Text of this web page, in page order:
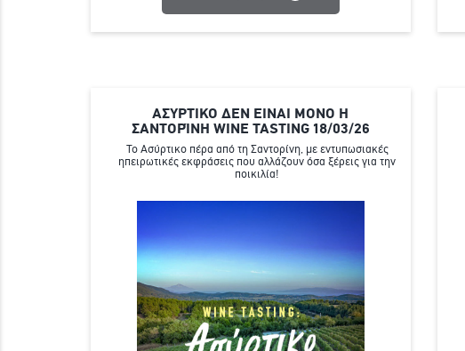
ΑΣΥΡΤΙΚΟ ΔΕΝ ΕΙΝΑΙ ΜΟΝΟ Η
ΣΑΝΤΟΡΊΝΗ WINE TASTING 18/03/26
To Aσύρτικο πέρα από τη Σαντορίνη, με εντυπωσιακές
ηπειρωτικές εκφράσεις που αλλάζουν όσα ξέρεις για την
ποικιλία!